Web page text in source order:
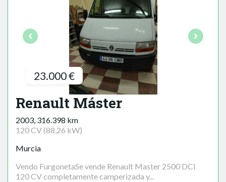
23.000 €
Renault Máster
2003, 316.398 km
120 CV (88,26 kW)
Murcia
Vendo FurgonetaSe vende Renault Master 2500 DCI
120 CV completamente camperizada y...